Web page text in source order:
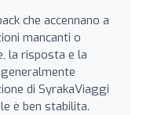
che accennano a
mancanti o
la risposta e la
di SyrakaViaggi
è ben stabilita.